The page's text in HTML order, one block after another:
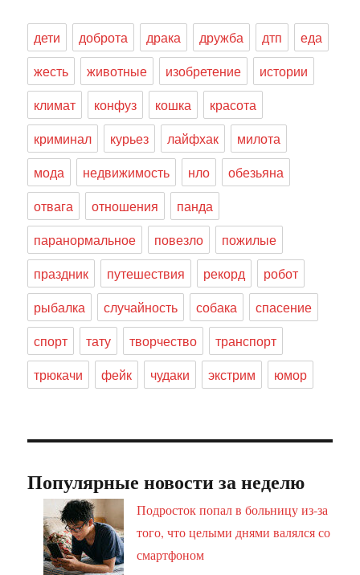
дети доброта драка дружба дтп
еда
жесть
животные изобретение
истории
климат
конфуз кошка
красота
криминал
курьез лайфхак
милота
мода
недвижимость нло
обезьяна
отвага
отношения
панда
паранормальное
повезло
пожилые
праздник
путешествия рекорд
робот
рыбалка
случайность собака
спасение
спорт
тату творчество
транспорт
трюкачи
фейк чудаки экстрим юмор
Популярные новости за неделю
Подросток попал в больницу из-за
того, что целыми днями валялся со
смартфоном